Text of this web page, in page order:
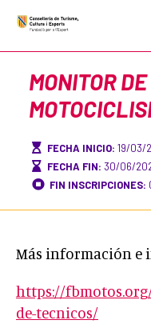
MONITOR DE
FECHA INICIO: 19/03/
FECHA FIN: 30/06/
FIN INSCRIPCIONES:
Más información e
https://
de-tecnicos/